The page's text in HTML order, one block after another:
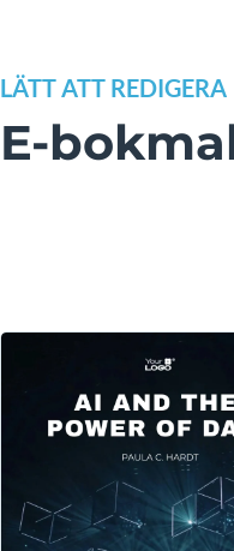
LÄTT ATT REDIGERA
E-